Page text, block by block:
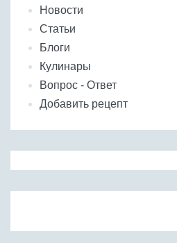
Новости
Статьи
Блоги
Кулинары
Вопрос - Ответ
Добавить рецепт